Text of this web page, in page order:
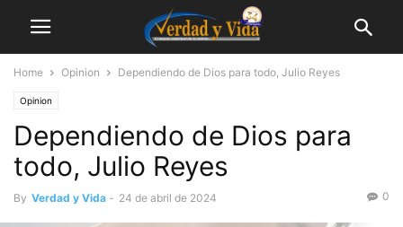
Home Opinion Dependiendo de Dios para todo, Julio Reyes
Opinion
Dependiendo de Dios para
todo, Julio Reyes
By Verdad y Vida - 24 de abril de 2024 0